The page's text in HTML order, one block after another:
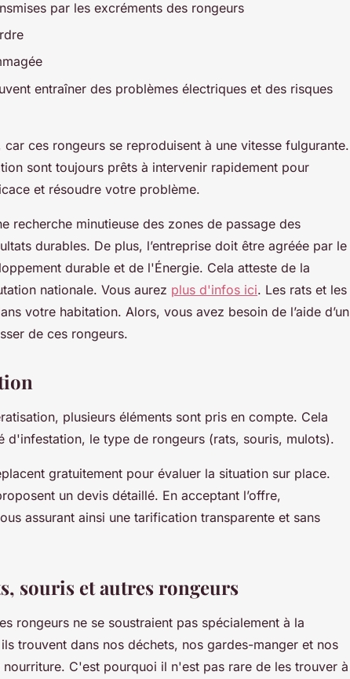
par les excréments des rongeurs
entraîner des problèmes électriques et des risques
ces rongeurs se reproduisent à une vitesse fulgurante.
sont toujours prêts à intervenir rapidement pour
et résoudre votre problème.
recherche minutieuse des zones de passage des
durables. De plus, l’entreprise doit être agréée par le
durable et de l'Énergie. Cela atteste de la
nationale. Vous aurez plus d'infos ici. Les rats et les
votre habitation. Alors, vous avez besoin de l’aide d’un
de ces rongeurs.
plusieurs éléments sont pris en compte. Cela
d'infestation, le type de rongeurs (rats, souris, mulots).
gratuitement pour évaluer la situation sur place.
un devis détaillé. En acceptant l’offre,
assurant ainsi une tarification transparente et sans
souris et autres rongeurs
rongeurs ne se soustraient pas spécialement à la
trouvent dans nos déchets, nos gardes-manger et nos
C'est pourquoi il n'est pas rare de les trouver à